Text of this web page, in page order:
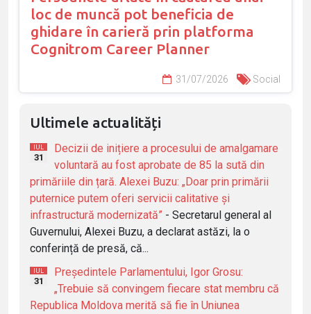
loc de muncă pot beneficia de
ghidare în carieră prin platforma
Cognitrom Career Planner
31/07/2026 Social
Ultimele actualități
IUL
31
Decizii de inițiere a procesului de amalgamare
voluntară au fost aprobate de 85 la sută din
primăriile din țară. Alexei Buzu: „Doar prin primării
puternice putem oferi servicii calitative și
infrastructură modernizată” - Secretarul general al
Guvernului, Alexei Buzu, a declarat astăzi, la o
conferință de presă, că...
IUL
31
Președintele Parlamentului, Igor Grosu:
„Trebuie să convingem fiecare stat membru că
Republica Moldova merită să fie în Uniunea